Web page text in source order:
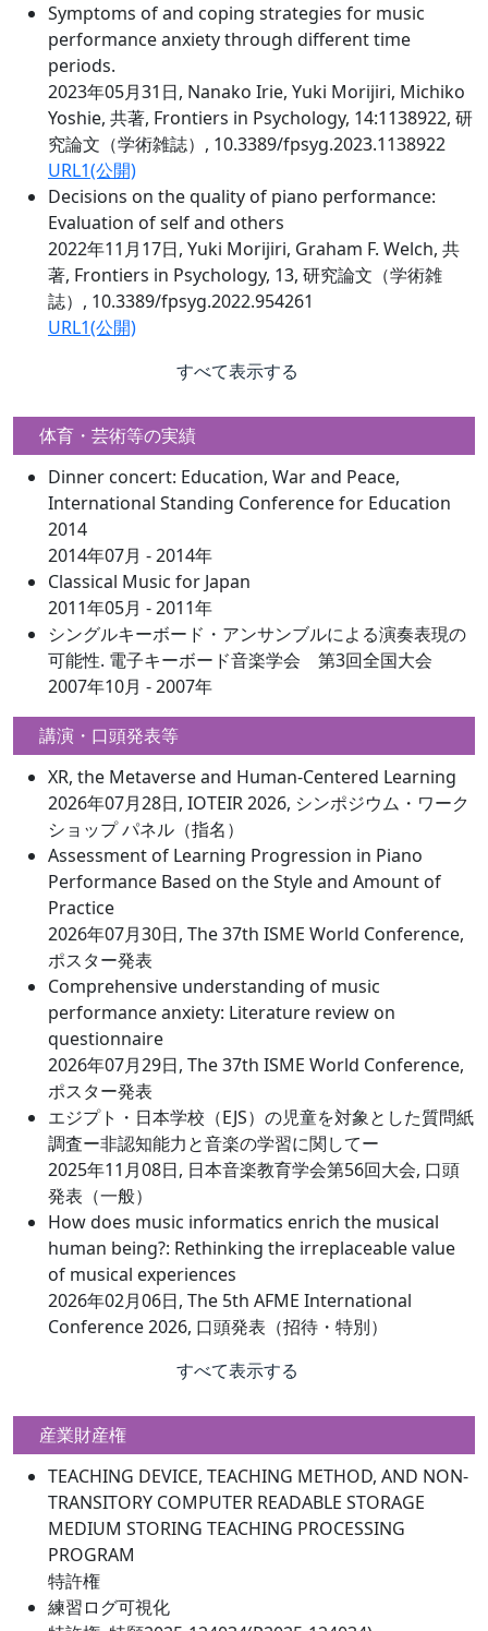
Symptoms of and coping strategies for music
performance anxiety through different time
periods.
2023年05月31日, Nanako Irie, Yuki Morijiri, Michiko
Yoshie, 共著, Frontiers in Psychology, 14:1138922, 研
究論文（学術雑誌）, 10.3389/fpsyg.2023.1138922
URL1(公開)
Decisions on the quality of piano performance:
Evaluation of self and others
2022年11月17日, Yuki Morijiri, Graham F. Welch, 共
著, Frontiers in Psychology, 13, 研究論文（学術雑
誌）, 10.3389/fpsyg.2022.954261
URL1(公開)
すべて表示する
体育・芸術等の実績
Dinner concert: Education, War and Peace,
International Standing Conference for Education
2014
2014年07月 - 2014年
Classical Music for Japan
2011年05月 - 2011年
シングルキーボード・アンサンブルによる演奏表現の
可能性. 電子キーボード音楽学会 第3回全国大会
2007年10月 - 2007年
講演・口頭発表等
XR, the Metaverse and Human-Centered Learning
2026年07月28日, IOTEIR 2026, シンポジウム・ワーク
ショップ パネル（指名）
Assessment of Learning Progression in Piano
Performance Based on the Style and Amount of
Practice
2026年07月30日, The 37th ISME World Conference,
ポスター発表
Comprehensive understanding of music
performance anxiety: Literature review on
questionnaire
2026年07月29日, The 37th ISME World Conference,
ポスター発表
エジプト・日本学校（EJS）の児童を対象とした質問紙
調査ー非認知能力と音楽の学習に関してー
2025年11月08日, 日本音楽教育学会第56回大会, 口頭
発表（一般）
How does music informatics enrich the musical
human being?: Rethinking the irreplaceable value
of musical experiences
2026年02月06日, The 5th AFME International
Conference 2026, 口頭発表（招待・特別）
すべて表示する
産業財産権
TEACHING DEVICE, TEACHING METHOD, AND NON-
TRANSITORY COMPUTER READABLE STORAGE
MEDIUM STORING TEACHING PROCESSING
PROGRAM
特許権
練習ログ可視化